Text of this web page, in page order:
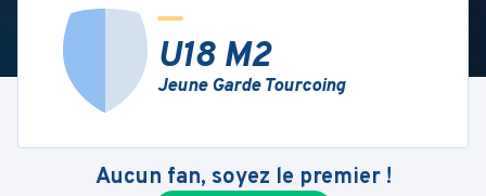
U18 M2
Jeune Garde Tourcoing
Aucun fan, soyez le premier !